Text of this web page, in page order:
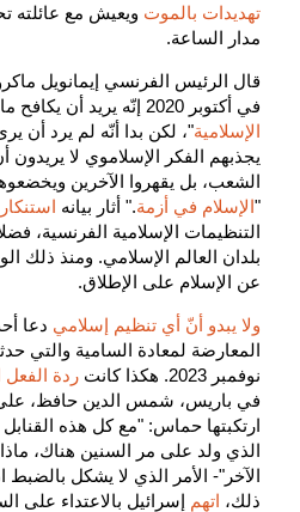
تهديدات بالموت ويعيش مع عائلته
مدار الساعة.
في أكتوبر 2020 إنّه يريد أن يكافح ما يسمي ب"
الإسلامية"، لكن بدا أنّه لم يرد أن
يجذبهم الفكر الإسلاموي لا يريدون
الشعب، بل يقهروا الآخرين
"الإسلام في أزمة." أثار بيانه
التنظيمات الإسلامية الفرنسية،
بلدان العالم الإسلامي. ومنذ ذلك
عن الإسلام على الإطلاق.
ولا يبدو أنّ أي تنظيم إسلامي دعا
نوفمبر 2023. هكذا كانت
ردة الفعل
ارتكبتها حماس: "مع كل هذه القنابل
الذي ولد على مر السنين هناك،
الآخر"- الأمر الذي لا يشكل بالضبط
ذلك، اتهم إسرائيل بالاعتداء على